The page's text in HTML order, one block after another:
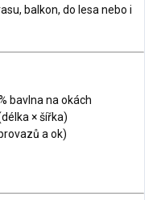
balkon, do lesa nebo i
bavlna na okách
× šířka)
a ok)